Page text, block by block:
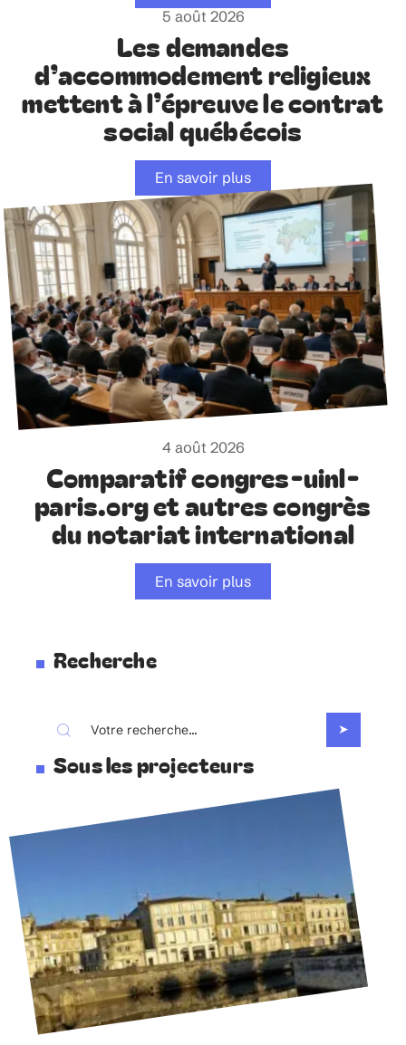
5 août 2026
Les demandes
d’accommodement religieux
mettent à l’épreuve le contrat
social québécois
En savoir plus
4 août 2026
Comparatif congres-uinl-
paris.org et autres congrès
du notariat international
En savoir plus
Recherche
Sous les projecteurs